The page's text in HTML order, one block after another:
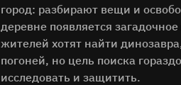
город: разбирают вещи и
деревне появляется
жителей хотят найти
погоней, но цель поиска
исследовать и защитить.